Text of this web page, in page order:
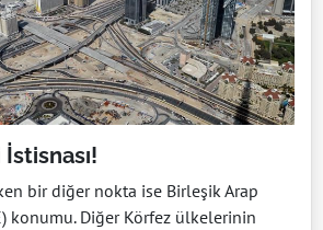
bir diğer nokta ise Birleşik Arap
konumu. Diğer Körfez ülkelerinin